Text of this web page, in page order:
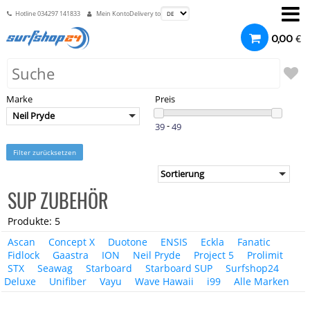
Hotline034297 141833 Mein KontoDelivery to
0,00 €
Marke
Neil Pryde
Preis
-
Filter zurücksetzen
SUP ZUBEHÖR
Produkte: 5
Ascan
Concept X Duotone ENSIS Eckla
Fanatic
Fidlock
Gaastra ION Neil Pryde Project 5
Prolimit
STX
Seawag Starboard Starboard SUP
Surfshop24
Deluxe
Unifiber Vayu Wave Hawaii i99 Alle Marken